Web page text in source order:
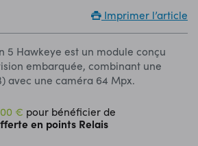
Imprimer l’article
5 Hawkeye est un module conçu
embarquée, combinant une
avec une caméra 64 Mpx.
€ pour bénéficier de
en points Relais